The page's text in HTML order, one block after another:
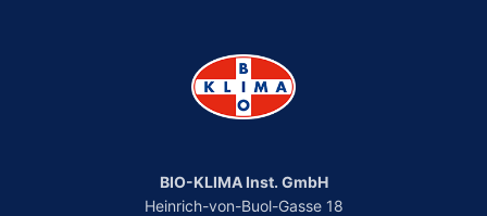
BIO-KLIMA Inst. GmbH
Heinrich-von-Buol-Gasse 18